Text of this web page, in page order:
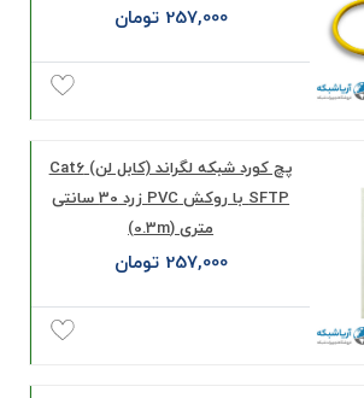
257,000 تومان
پچ کورد شبکه لگراند (کابل لن) Cat6
SFTP با روکش PVC زرد 30 سانتی
متری (0.3m)
257,000 تومان